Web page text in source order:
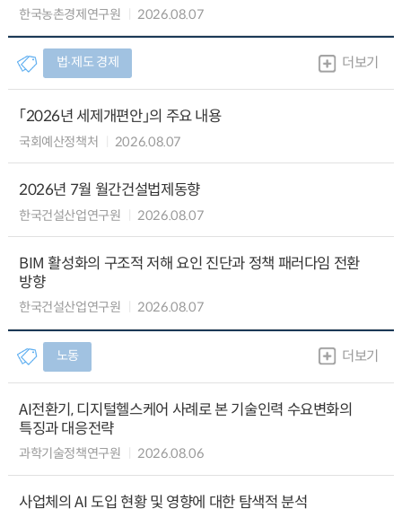
한국농촌경제연구원 2026.08.07
법∙제도 경제 더보기
「2026년 세제개편안」의 주요 내용
국회예산정책처 2026.08.07
2026년 7월 월간건설법제동향
한국건설산업연구원 2026.08.07
BIM 활성화의 구조적 저해 요인 진단과 정책 패러다임 전환
방향
한국건설산업연구원 2026.08.07
노동 더보기
AI전환기, 디지털헬스케어 사례로 본 기술인력 수요변화의
특징과 대응전략
과학기술정책연구원 2026.08.06
사업체의 AI 도입 현황 및 영향에 대한 탐색적 분석